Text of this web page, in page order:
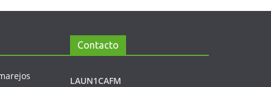
Contacto
LAUN1CAFM